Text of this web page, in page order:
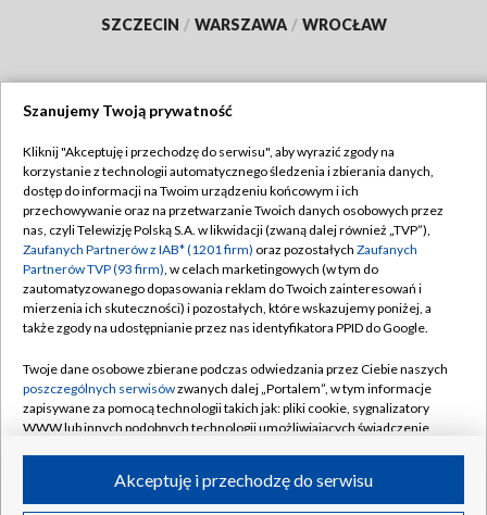
SZCZECIN / WARSZAWA / WROCŁAW
TVP
Abonament TVP
Emisja w TVP
Centrum informacji TVP
Naziemna Telewizja Cyfrowa
Rada Programowa
System NOS
Informacje o nadawcy
Program dla prasy
Regulamin TVP
Polityka prywatności
Moje zgody
Pomoc
Kontakt
Kanały
Szanujemy Twoją prywatność
Kliknij "Akceptuję i przechodzę do serwisu", aby wyrazić zgody na
korzystanie z technologii automatycznego śledzenia i zbierania danych,
dostęp do informacji na Twoim urządzeniu końcowym i ich
przechowywanie oraz na przetwarzanie Twoich danych osobowych przez
nas, czyli Telewizję Polską S.A. w likwidacji (zwaną dalej również „TVP”),
Zaufanych Partnerów z IAB* (1201 firm) oraz pozostałych Zaufanych
Partnerów TVP (93 firm), w celach marketingowych (w tym do
zautomatyzowanego dopasowania reklam do Twoich zainteresowań i
mierzenia ich skuteczności) i pozostałych, które wskazujemy poniżej, a
także zgody na udostępnianie przez nas identyfikatora PPID do Google.
Twoje dane osobowe zbierane podczas odwiedzania przez Ciebie naszych
poszczególnych serwisówzwanych dalej „Portalem”, w tym informacje
zapisywane za pomocą technologii takich jak: pliki cookie, sygnalizatory
WWW lub innych podobnych technologii umożliwiających świadczenie
ruchu w Internecie.Akceptuję i przechodzę do serwisu